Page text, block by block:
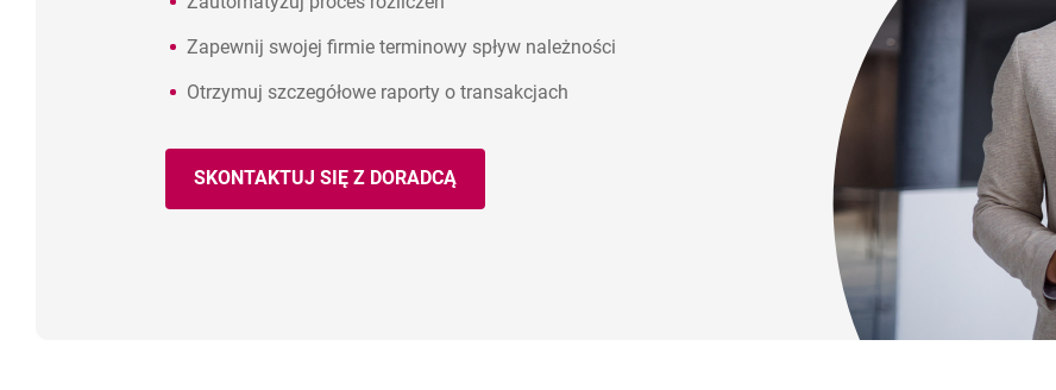
Zapewnij swojej firmie terminowy spływ należności
Otrzymuj szczegółowe raporty o transakcjach
SKONTAKTUJ SIĘ Z DORADCĄ